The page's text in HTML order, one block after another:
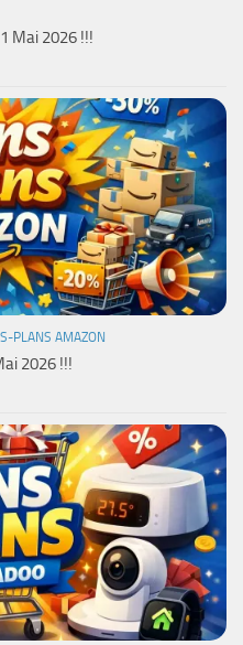
Mai 2026 !!!
PLANS AMAZON
2026 !!!